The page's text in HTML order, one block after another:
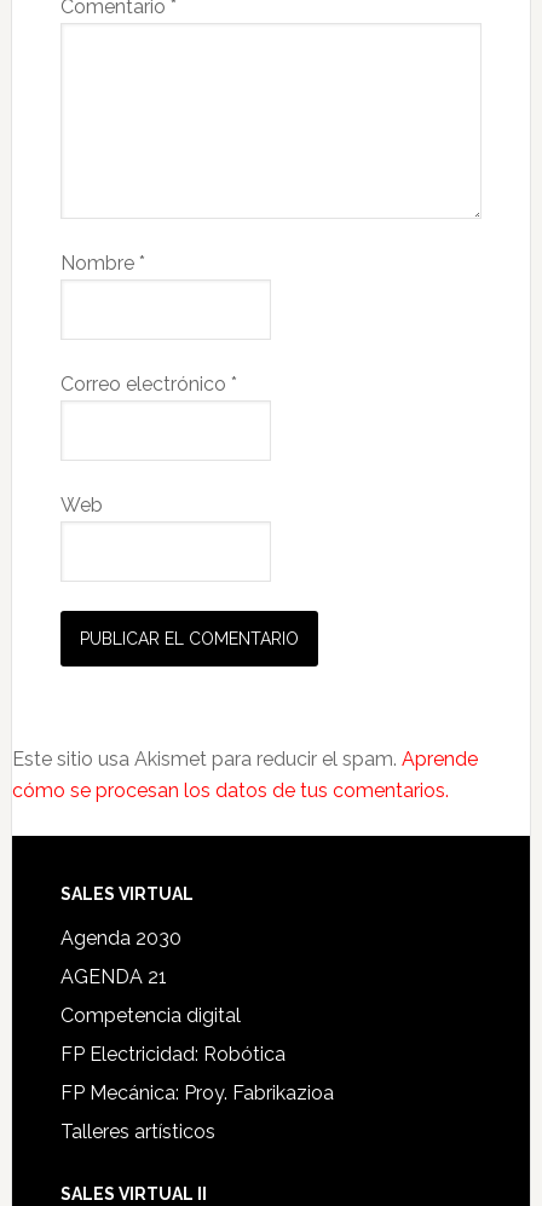
Comentario *
Nombre *
Correo electrónico *
Web
Este sitio usa Akismet para reducir el spam. Aprende
cómo se procesan los datos de tus comentarios.
SALES VIRTUAL
Agenda 2030
AGENDA 21
Competencia digital
FP Electricidad: Robótica
FP Mecánica: Proy. Fabrikazioa
Talleres artísticos
SALES VIRTUAL II